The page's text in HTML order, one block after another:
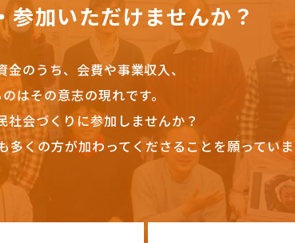
参加いただけませんか？
金のうち、会費や事業収入、
はその意志の現れです。
会づくりに参加しませんか？
くの方が加わってくださることを願っていま